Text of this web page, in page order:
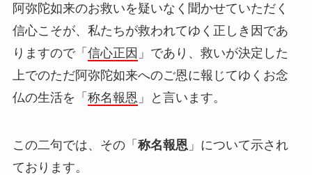
阿弥陀如来のお救いを疑いなく聞かせていただく
信心こそが、私たちが救われてゆく正しき因であ
りますので「 信心正因 」であり、救いが決定した
上でのただ阿弥陀如来へのご恩に報じてゆくお念
仏の生活を「 称名報恩 」と言います。
この二句では、その「 称名報恩 」について示され
ております。